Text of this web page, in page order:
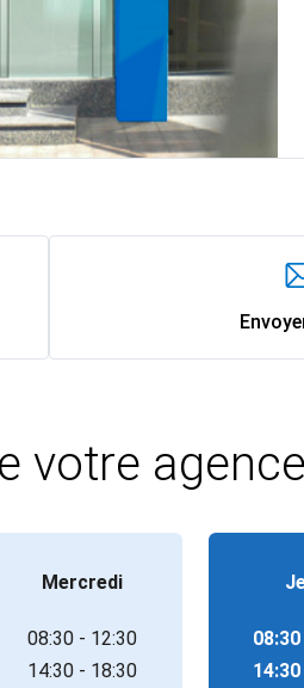
votre agence
Mercredi
08:30 - 12:30
14:30 - 18:30